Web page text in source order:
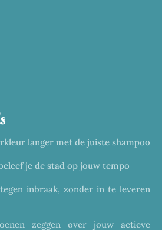
langer met de juiste shampoo
je de stad op jouw tempo
inbraak, zonder in te leveren
zeggen over jouw actieve